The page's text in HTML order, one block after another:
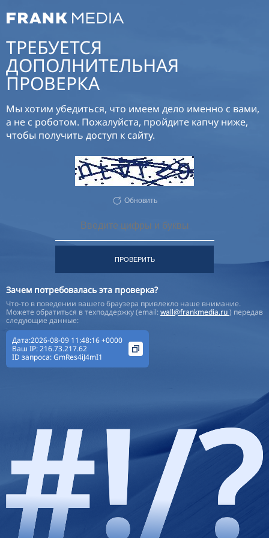
ТРЕБУЕТСЯ
ДОПОЛНИТЕЛЬНАЯ
ПРОВЕРКА
Мы хотим убедиться, что имеем дело именно с вами,
а не с роботом. Пожалуйста, пройдите капчу ниже,
чтобы получить доступ к сайту.
Обновить
ПРОВЕРИТЬ
Зачем потребовалась эта проверка?
Что-то в поведении вашего браузера привлекло наше внимание.
Можете обратиться в техподдержку (email:wall@frankmedia.ru) передав
следующие данные:
Дата:2026-08-09 11:48:16 +0000
Ваш IP:216.73.217.62
ID запроса:GmRes4iJ4mI1